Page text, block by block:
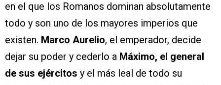
en el que los Romanos dominan absolutamente
todo y son uno de los mayores imperios que
existen. Marco Aurelio, el emperador, decide
dejar su poder y cederlo a Máximo, el general
de sus ejércitos y el más leal de todo su